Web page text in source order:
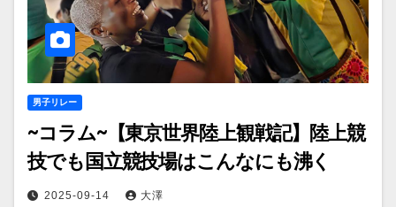
男子リレー
~コラム~【東京世界陸上観戦記】陸上競
技でも国立競技場はこんなにも沸く
2025-09-14 大澤